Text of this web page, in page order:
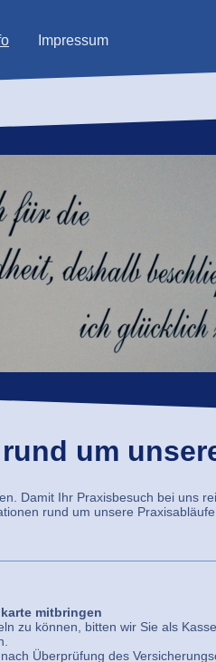
Impressum
um
Damit Ihr Praxisbesuch bei uns
rund um unsere Praxisabläufe
mitbringen
zu können, bitten wir Sie als
Überprüfung des